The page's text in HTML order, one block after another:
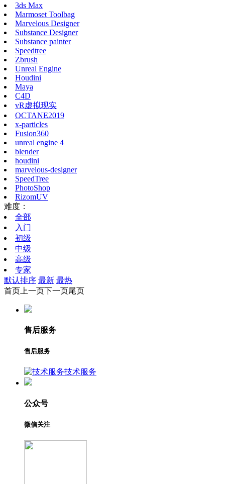
3ds Max
Marmoset Toolbag
Marvelous Designer
Substance Designer
Substance painter
Speedtree
Zbrush
Unreal Engine
Houdini
Maya
C4D
vR虚拟现实
OCTANE2019
x-particles
Fusion360
unreal engine 4
blender
houdini
marvelous-designer
SpeedTree
PhotoShop
RizomUV
难度：
全部
入门
初级
中级
高级
专家
默认排序 最新 最热
首页 上一页下一页尾页
售后服务
售后服务
技术服务
公众号
微信关注